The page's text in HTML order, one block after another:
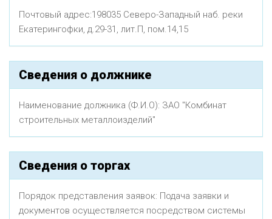
Почтовый адрес:198035 Северо-Западный наб. реки
Екатерингофки, д.29-31, лит.П, пом.14,15
Сведения о должнике
Наименование должника (Ф.И.О): ЗАО "Комбинат
строительных металлоизделий"
Сведения о торгах
Порядок представления заявок: Подача заявки и
документов осуществляется посредством системы